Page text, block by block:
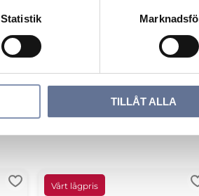
Statistik
TILLÅT ALLA
Lägg till i favoriter